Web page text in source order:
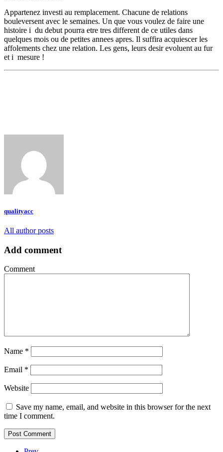
Appartenez investi au remplacement. Chacune de relations
bouleversent avec le semaines. Un que vous voulez de faire une
histoire i du debut pourra etre tres different de ce utiles dans
quelques mois ou de petites annees apres. Il suffira acquiescer les
affolements chez une relation. Les gens, leurs desir evoluent au fur
et i mesure !
qualityacc
All author posts
Add comment
Comment
Name *
Email *
Website
Save my name, email, and website in this browser for the next
time I comment.